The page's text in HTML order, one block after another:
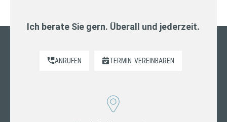
Ich berate Sie gern. Überall und jederzeit.
ANRUFEN TERMIN VEREINBAREN